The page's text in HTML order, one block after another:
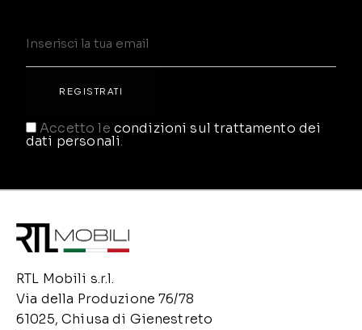
Accetto le condizioni sul trattamento dei
dati personali.
RTL Mobili s.r.l.
Via della Produzione 76/78
61025, Chiusa di Gienestreto